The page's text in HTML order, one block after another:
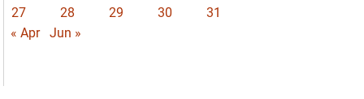
27
28 29 30
31
« Apr
Jun »